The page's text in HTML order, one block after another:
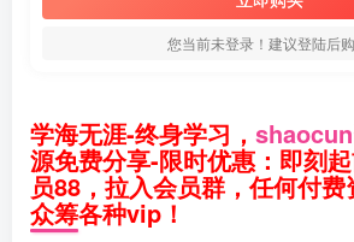
您当前未登录！建议登陆后
学海无涯-终身学习，
源免费分享-限时优惠：即刻
员88，拉入会员群，任何付费
众筹各种vip！